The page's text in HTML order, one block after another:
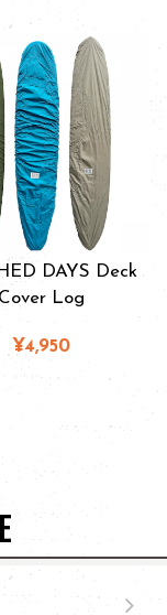
DAYS Deck
Cover Log
¥4,950